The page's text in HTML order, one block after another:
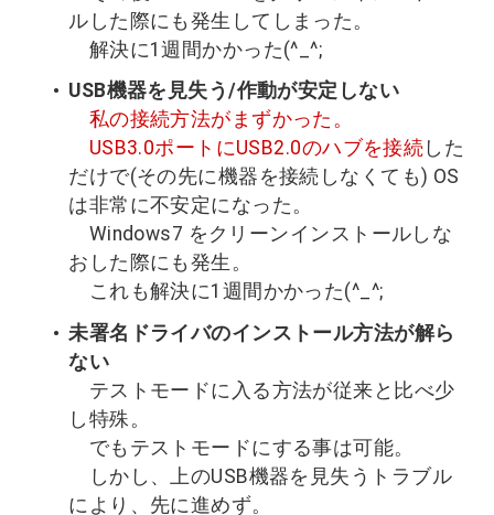
ルした際にも発生してしまった。
解決に1週間かかった(^_^;
USB機器を見失う/作動が安定しない
私の接続方法がまずかった。
USB3.0ポートにUSB2.0のハブを接続 した
だけで(その先に機器を接続しなくても) OS
は非常に不安定になった。
Windows7 をクリーンインストールしな
おした際にも発生。
これも解決に1週間かかった(^_^;
未署名ドライバのインストール方法が解ら
ない
テストモードに入る方法が従来と比べ少
し特殊。
でもテストモードにする事は可能。
しかし、上のUSB機器を見失うトラブル
により、先に進めず。